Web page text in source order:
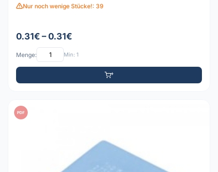
Nur noch wenige Stücke!: 39
0.31€ – 0.31€
Menge: Min: 1
PDF